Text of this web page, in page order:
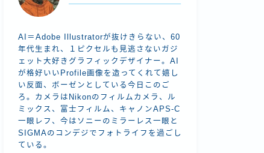
AI＝Adobe Illustratorが抜けきらない、60
年代生まれ、１ピクセルも見逃さないガジ
ェット大好きグラフィックデザイナー。AI
が格好いいProfile画像を造ってくれて嬉し
い反面、ボーゼンとしている今日このご
ろ。カメラはNikonのフィルムカメラ、ル
ミックス、富士フィルム、キャノンAPS-C
一眼レフ、今はソニーのミラーレス一眼と
SIGMAのコンデジでフォトライフを過ごし
ている。